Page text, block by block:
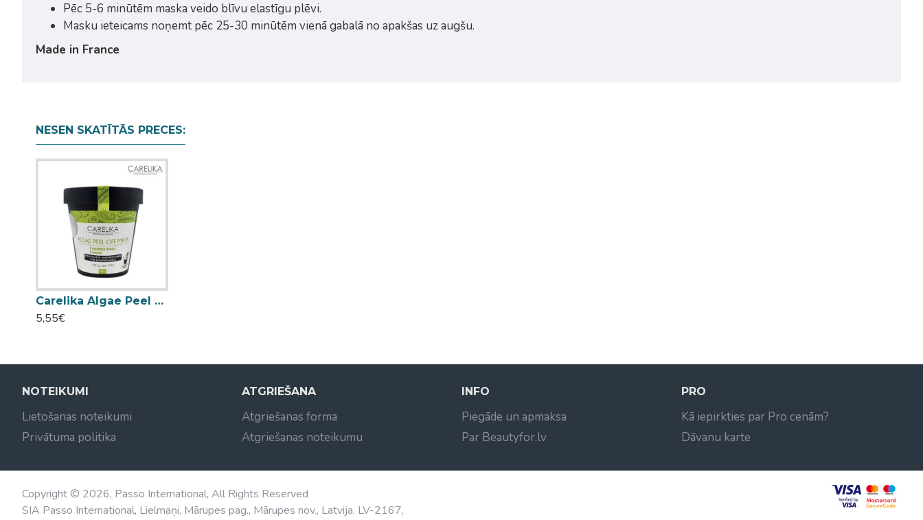
Pēc 5-6 minūtēm maska veido blīvu elastīgu plēvi.
Masku ieteicams noņemt pēc 25-30 minūtēm vienā gabalā no apakšas uz augšu.
Made in France
NESEN SKATĪTĀS PRECES:
Carelika Algae Peel Off Mask Cucumber aļģu pulvera maska ar gurķi un glikozi 40g
5,55€
NOTEIKUMI
Lietošanas noteikumi
Privātuma politika
ATGRIEŠANA
Atgriešanas forma
Atgriešanas noteikumu
INFO
Piegāde un apmaksa
Par Beautyfor.lv
PRO
Kā iepirkties par Pro cenām?
Dāvanu karte
Copyright © 2026, Passo International, All Rights Reserved
SIA Passo International, Lielmaņi, Mārupes pag., Mārupes nov., Latvija, LV-2167,